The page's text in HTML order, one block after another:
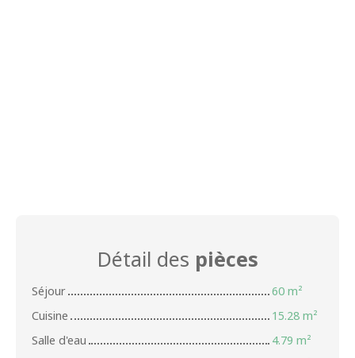
Détail des pièces
Séjour
60 m²
Cuisine
15.28 m²
Salle d'eau
4.79 m²